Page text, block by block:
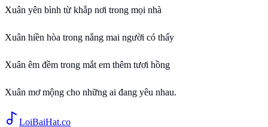
Xuân yên bình từ khắp nơi trong mọi nhà
Xuân hiền hòa trong nắng mai người có thấy
Xuân êm đềm trong mắt em thêm tươi hồng
Xuân mơ mộng cho những ai đang yêu nhau.
LoiBaiHat.co